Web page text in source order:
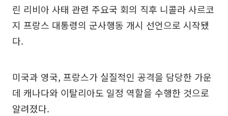
린 리비아 사태 관련 주요국 회의 직후 니콜라 사르코
지 프랑스 대통령의 군사행동 개시 선언으로 시작됐
다.
미국과 영국, 프랑스가 실질적인 공격을 담당한 가운
데 캐나다와 이탈리아도 일정 역할을 수행한 것으로
알려졌다.